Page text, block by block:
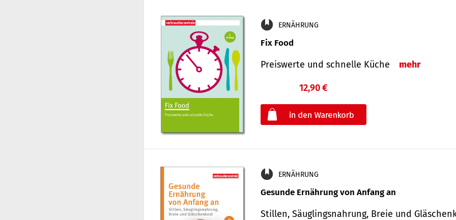
ERNÄHRUNG
Fix Food
Preiswerte und schnelle Küche mehr
12,90 €
ERNÄHRUNG
Gesunde Ernährung von Anfang an
Stillen, Säuglingsnahrung, Breie und